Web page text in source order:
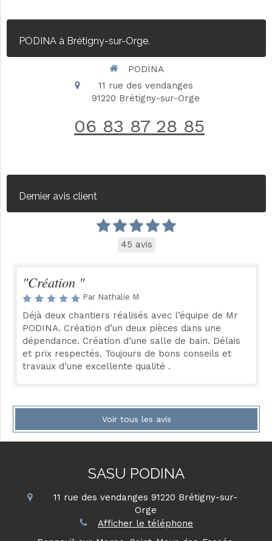
PODINA à Brétigny-sur-Orge.
PODINA
11 rue des vendanges
91220 Brétigny-sur-Orge
06 83 87 28 85
Dernier avis client
45 avis
"Création "
Par Nathalie M
Déjà deux chantiers réalisés avec l’équipe de Mr
PODINA. Création d’un deux pièces dans une
dépendance. Création d’une salle de bain. Délais
et prix respectés. Toujours de bons conseils et
travaux d’une excellente qualité .
Voir tous les avis
SASU PODINA
11 rue des vendanges 91220 Brétigny-sur-
Orge
Afficher le téléphone